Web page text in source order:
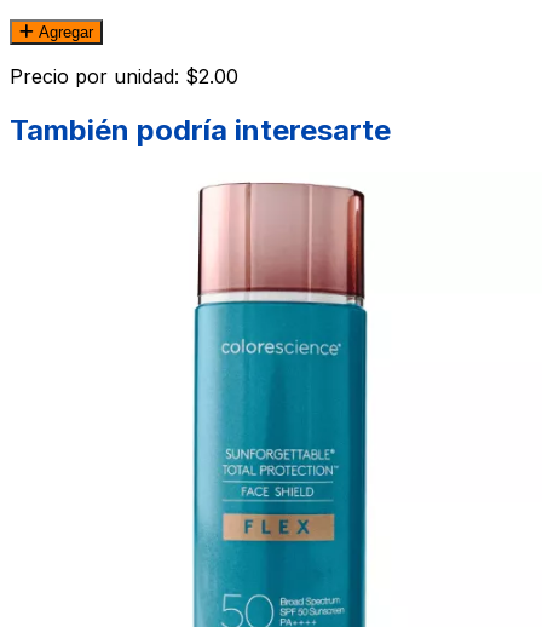
Agregar
Precio por unidad: $2.00
También podría interesarte